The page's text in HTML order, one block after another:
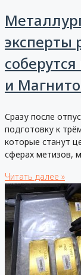
эксперты
и
Сразу после
подготовку к
которые станут
сферах метизов,
Читать далее »